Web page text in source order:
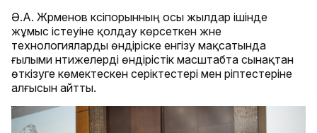
Ә.А. Жәрменов кәсіпорынның осы жылдар ішінде
жұмыс істеуіне қолдау көрсеткен және
технологияларды өндіріске енгізу мақсатында
ғылыми нәтижелерді өндірістік масштабта сынақтан
өткізуге көмектескен серіктестері мен әріптестеріне
алғысын айтты.